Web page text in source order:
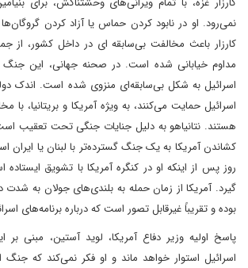
نمی‌رود. او در نابود کردن حماس یا آزاد کردن
کارزار باعث مخالفت بی‌سابقه ای در داخل کشور، از
مداوم خیابانی شده است. در صحنه جهانی، این
اسرائیل به شکل بی‌سابقه‌ای منزوی شده است. اندک
اسرائیل حمایت می‌کنند، به ویژه آمریکا و بریتانیا، با
هستند. نتانیاهو به دلیل جنایات جنگی تحت تعقیب
کشاندن آمریکا به یک جنگ گسترده‌تر با لبنان یا ایران
روز پس از اینکه او در کنگره آمریکا با تشویق
گیرد. آمریکا از زمان حمله به بلندی‌های جولان به
بوده و تقریباً غیرقابل تصور است که درباره برنامه‌های
پاسخ اولیه وزیر دفاع آمریکا، لوید آستین، مبنی بر
اسرائیل استوار خواهد ماند و او فکر نمی‌کند که جنگ